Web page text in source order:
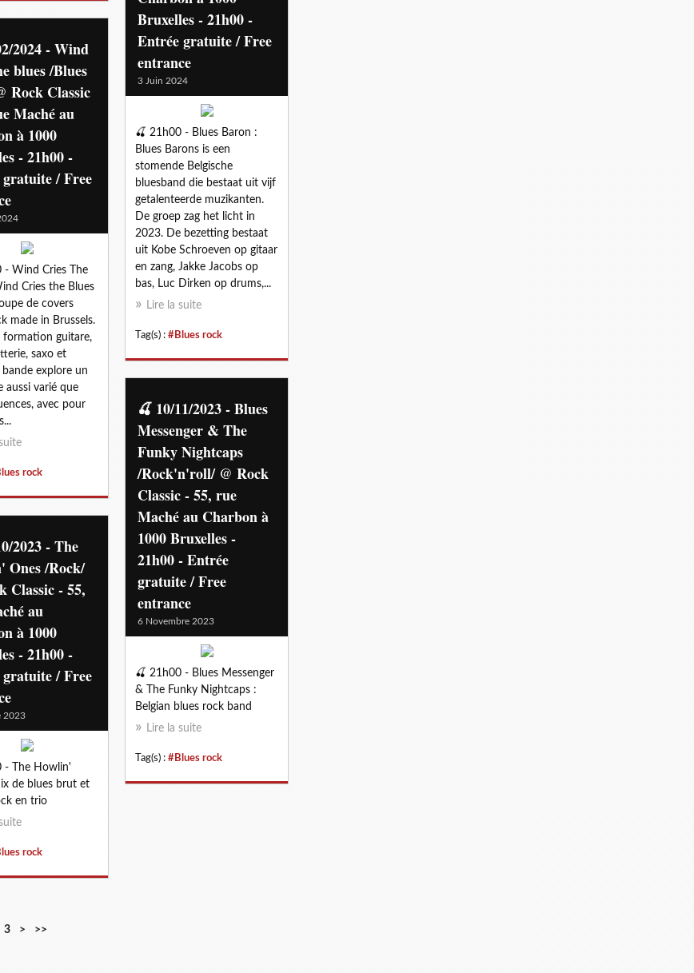
Bruxelles - 21h00 -
Entrée gratuite / Free
entrance
3 Juin 2024
🍒 21h00 - Blues Baron :
Blues Barons is een
stomende Belgische
bluesband die bestaat uit vijf
getalenteerde muzikanten.
De groep zag het licht in
2023. De bezetting bestaat
uit Kobe Schroeven op gitaar
en zang, Jakke Jacobs op
bas, Luc Dirken op drums,...
Lire la suite
Tag(s) : #Blues rock
2024 - Wind
blues /Blues
Rock Classic
Maché au
à 1000
- 21h00 -
/ Free
- Wind Cries The
Cries the Blues
de covers
made in Brussels.
formation guitare,
saxo et
bande explore un
aussi varié que
avec pour
rock
🍒 10/11/2023 - Blues
Messenger & The
Funky Nightcaps
/Rock'n'roll/ @ Rock
Classic - 55, rue
Maché au Charbon à
1000 Bruxelles -
21h00 - Entrée
gratuite / Free
entrance
6 Novembre 2023
🍒 21h00 - Blues Messenger
& The Funky Nightcaps :
Belgian blues rock band
Lire la suite
Tag(s) : #Blues rock
2023 - The
Ones /Rock/
Classic - 55,
au
à 1000
- 21h00 -
/ Free
2023
- The Howlin'
de blues brut et
en trio
rock
3 > >>